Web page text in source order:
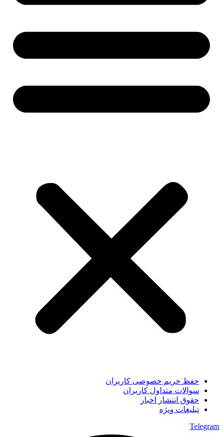
حفظ حریم خصوصی کاربران
سوالات متداول کاربران
حقوق انتشار اخبار
تبلیغات ویژه
Telegram